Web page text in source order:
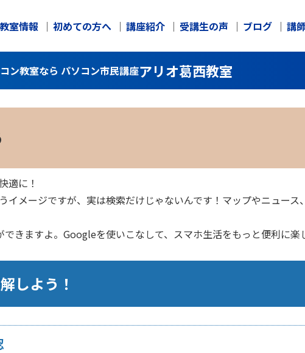
教室情報 初めての方へ 講座紹介 受講生の声 ブログ 講
ン教室なら パソコン市民講座アリオ葛西教室
適に！
メージですが、実は検索だけじゃないんです！マップやニュー
きますよ。Googleを使いこなして、スマホ生活をもっと便利に楽
しよう！